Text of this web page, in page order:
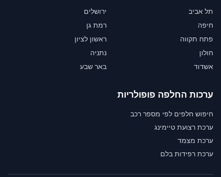
תל אביב
ירושלים
חיפה
רמת גן
פתח תקווה
ראשון לציון
חולון
נתניה
אשדוד
באר שבע
ערכות החלפה פופולריות
חיפוש חלפים לפי מספר רכב
ערכת רצועת טיימינג
ערכת מצמד
ערכת רפידות בלם